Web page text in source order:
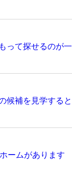
って探せるのが一
候補を見学すると
ームがあります